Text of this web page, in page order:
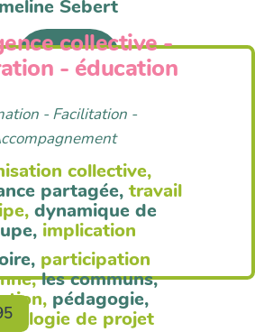
Anim'Agil
Sebert
collective -
- éducation
- Facilitation -
collective,
partagée, travail
dynamique de
implication
participation
les communs,
pédagogie,
de projet